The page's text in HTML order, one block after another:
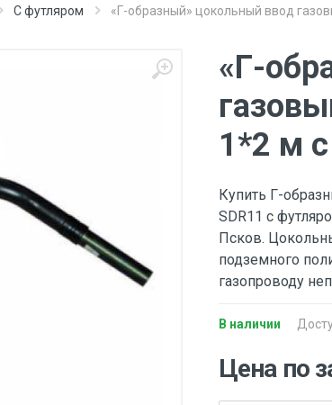
С футляром «Г-образный» цокольный ввод
«Г-
1*2 м
Купить Г-
SDR11 с
Псков.
подземного
газопроводу
В наличии
Цена по